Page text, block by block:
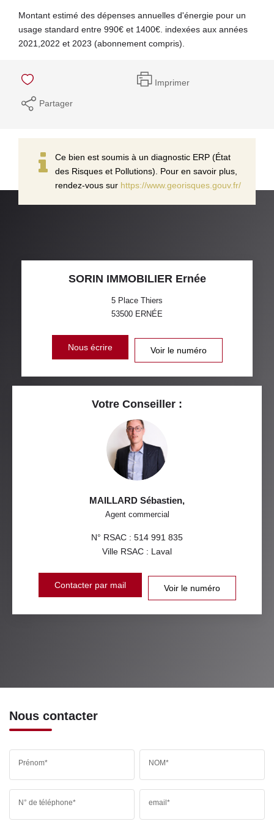
Montant estimé des dépenses annuelles d'énergie pour un
usage standard entre 990€ et 1400€. indexées aux années
2021,2022 et 2023 (abonnement compris).
Imprimer
Partager
Ce bien est soumis à un diagnostic ERP (État
des Risques et Pollutions). Pour en savoir plus,
rendez-vous sur https://www.georisques.gouv.fr/
SORIN IMMOBILIER Ernée
5 Place Thiers
53500 ERNÉE
Nous écrire Voir le numéro
Votre Conseiller :
MAILLARD Sébastien,
Agent commercial
N° RSAC : 514 991 835
Ville RSAC : Laval
Contacter par mail Voir le numéro
Nous contacter
Prénom* NOM*
N° de téléphone* email*